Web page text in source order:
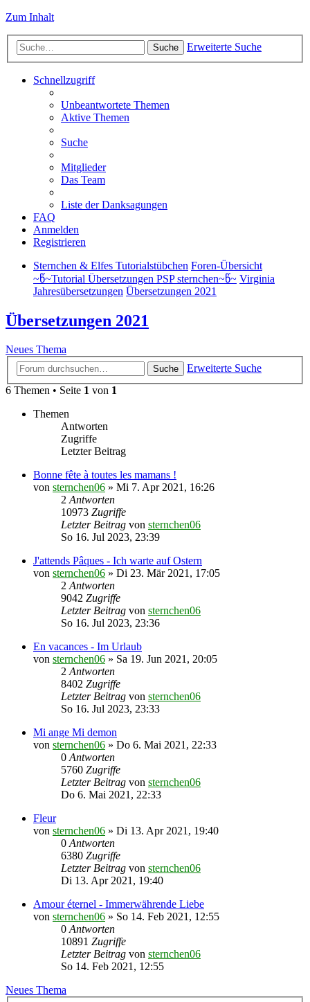
Zum Inhalt
Suche Erweiterte Suche
Schnellzugriff
Unbeantwortete Themen
Aktive Themen
Suche
Mitglieder
Das Team
Liste der Danksagungen
FAQ
Anmelden
Registrieren
Sternchen & Elfes Tutorialstübchen Foren-Übersicht
~წ~Tutorial Übersetzungen PSP sternchen~წ~ Virginia
Jahresübersetzungen Übersetzungen 2021
Übersetzungen 2021
Neues Thema
Suche
Erweiterte Suche
6 Themen • Seite 1 von 1
Themen
Antworten
Zugriffe
Letzter Beitrag
Bonne fête à toutes les mamans !
von sternchen06 » Mi 7. Apr 2021, 16:26
2 Antworten
10973 Zugriffe
Letzter Beitrag von sternchen06
So 16. Jul 2023, 23:39
J'attends Pâques - Ich warte auf Ostern
von sternchen06 » Di 23. Mär 2021, 17:05
2 Antworten
9042 Zugriffe
Letzter Beitrag von sternchen06
So 16. Jul 2023, 23:36
En vacances - Im Urlaub
von sternchen06 » Sa 19. Jun 2021, 20:05
2 Antworten
8402 Zugriffe
Letzter Beitrag von sternchen06
So 16. Jul 2023, 23:33
Mi ange Mi demon
von sternchen06 » Do 6. Mai 2021, 22:33
0 Antworten
5760 Zugriffe
Letzter Beitrag von sternchen06
Do 6. Mai 2021, 22:33
Fleur
von sternchen06 » Di 13. Apr 2021, 19:40
0 Antworten
6380 Zugriffe
Letzter Beitrag von sternchen06
Di 13. Apr 2021, 19:40
Amour éternel - Immerwährende Liebe
von sternchen06 » So 14. Feb 2021, 12:55
0 Antworten
10891 Zugriffe
Letzter Beitrag von sternchen06
So 14. Feb 2021, 12:55
Neues Thema